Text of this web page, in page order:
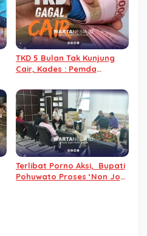
TKD 5 Bulan Tak Kunjung
Cair, Kades : Pemda
Terlibat Porno Aksi, Bupati
Pohuwato Proses ‘Non Job’